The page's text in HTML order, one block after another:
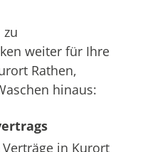
weiter für Ihre
Rathen,
hinaus:
in Kurort